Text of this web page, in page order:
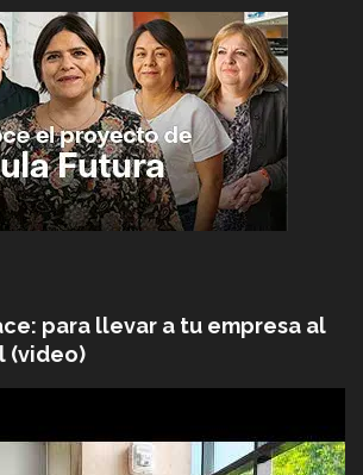
para llevar a tu empresa al
(video)